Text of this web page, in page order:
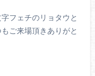
フェチのリョタウと
ご来場頂きありがと